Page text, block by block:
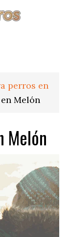
perros en
Melón
Melón